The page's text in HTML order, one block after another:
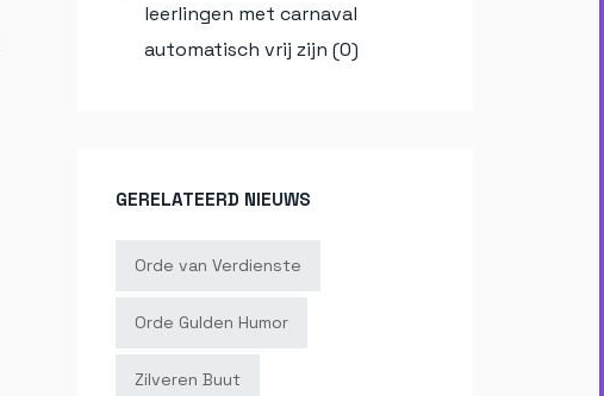
leerlingen met carnaval
automatisch vrij zijn (0)
GERELATEERD NIEUWS
Orde van Verdienste
Orde Gulden Humor
Zilveren Buut